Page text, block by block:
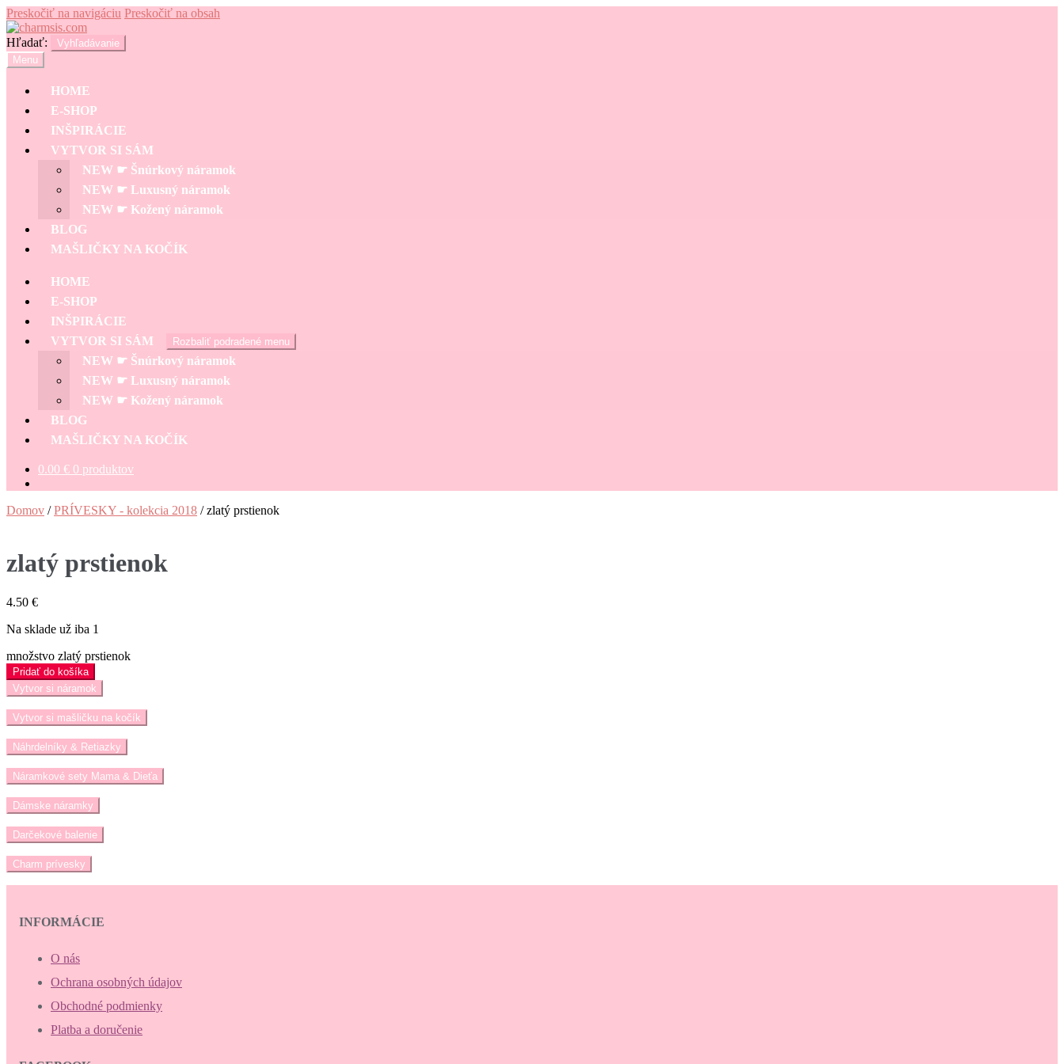
Preskočiť na navigáciu Preskočiť na obsah
Hľadať:
Vyhľadávanie
Menu
HOME
E-SHOP
INŠPIRÁCIE
VYTVOR SI SÁM
NEW ☛ Šnúrkový náramok
NEW ☛ Luxusný náramok
NEW ☛ Kožený náramok
BLOG
MAŠLIČKY NA KOČÍK
HOME
E-SHOP
INŠPIRÁCIE
VYTVOR SI SÁM
Rozbaliť podradené menu
NEW ☛ Šnúrkový náramok
NEW ☛ Luxusný náramok
NEW ☛ Kožený náramok
BLOG
MAŠLIČKY NA KOČÍK
0.00 € 0 produktov
Domov /PRÍVESKY - kolekcia 2018 /zlatý prstienok
zlatý prstienok
4.50 €
Na sklade už iba 1
množstvo zlatý prstienok
Pridať do košíka
Vytvor si náramok
Vytvor si mašličku na kočík
Náhrdelníky & Retiazky
Náramkové sety Mama & Dieťa
Dámske náramky
Darčekové balenie
Charm prívesky
INFORMÁCIE
O nás
Ochrana osobných údajov
Obchodné podmienky
Platba a doručenie